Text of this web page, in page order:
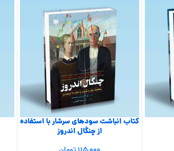
کتاب انباشت سودهای سرشار با استفاده
از چنگال اندروز